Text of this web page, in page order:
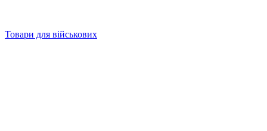
Товари для військових